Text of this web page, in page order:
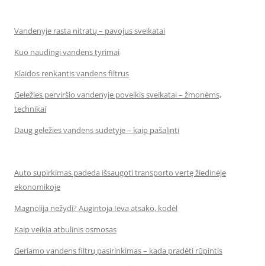
Vandenyje rasta nitratų – pavojus sveikatai
Kuo naudingi vandens tyrimai
Klaidos renkantis vandens filtrus
Geležies perviršio vandenyje poveikis sveikatai – žmonėms,
technikai
Daug geležies vandens sudėtyje – kaip pašalinti
Auto supirkimas padeda išsaugoti transporto vertę žiedinėje
ekonomikoje
Magnolija nežydi? Augintoja Ieva atsako, kodėl
Kaip veikia atbulinis osmosas
Geriamo vandens filtrų pasirinkimas – kada pradėti rūpintis